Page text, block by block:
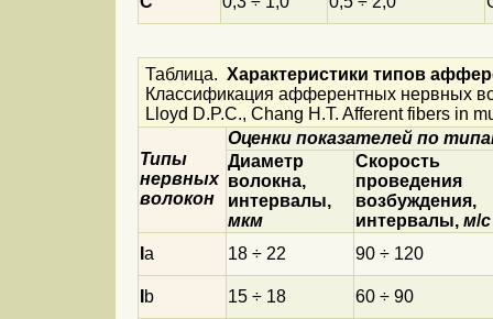
Таблица. Характеристики типов
Классификация афферентных нервных
Lloyd D.P.C., Chang H.T. Afferent fibers in
Типы
нервных
волокон
Оценки показателей по
Диаметр
волокна,
интервалы,
мкм
Скорость
проведения
возбуждения,
интервалы, м/с
a 18 ÷ 22 90 ÷ 120
b 15 ÷ 18 60 ÷ 90